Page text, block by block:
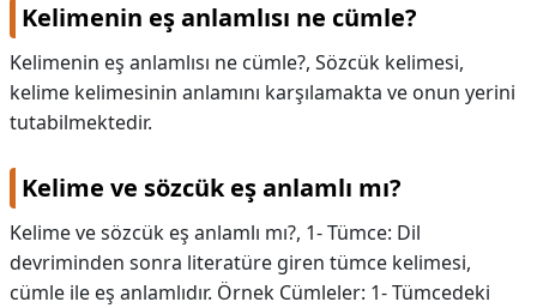
Kelimenin eş anlamlısı ne cümle?
Kelimenin eş anlamlısı ne cümle?, Sözcük kelimesi,
kelime kelimesinin anlamını karşılamakta ve onun yerini
tutabilmektedir.
Kelime ve sözcük eş anlamlı mı?
Kelime ve sözcük eş anlamlı mı?, 1- Tümce: Dil
devriminden sonra literatüre giren tümce kelimesi,
cümle ile eş anlamlıdır. Örnek Cümleler: 1- Tümcedeki